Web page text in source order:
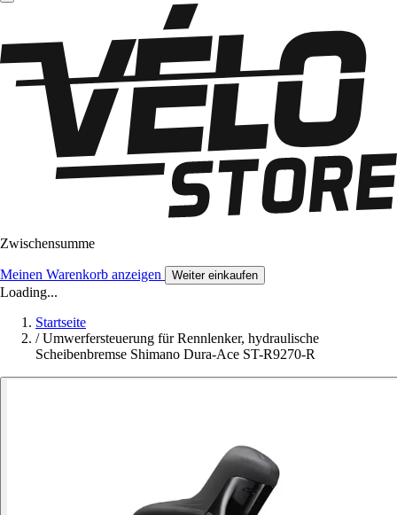
Zwischensumme
Meinen Warenkorb anzeigen Weiter einkaufen
Loading...
Startseite
/ Umwerfersteuerung für Rennlenker, hydraulische
Scheibenbremse Shimano Dura-Ace ST-R9270-R